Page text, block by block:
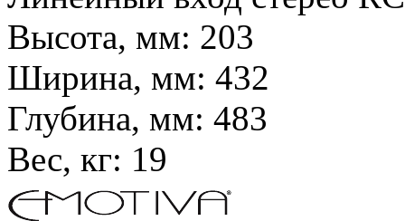
Высота, мм: 203
Ширина, мм: 432
Глубина, мм: 483
Вес, кг: 19